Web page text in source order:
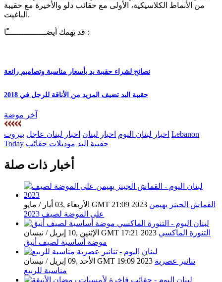
من الأنماط الكلاسيكية، الأولى مع حقائب دلو والأخيرة مع حقيبة
الباغيت.
قد يهمك أيضــــــــــــــــًا :
نصائح لشراء حقيبة يد بأسعار مناسبة وتصاميم رائعة
حقيبة اليد تضيف المزيد من الأناقة للرجل في 2018
آخر موضة
اخبار لبنان اليوم اخبار لبنان اخبار لبنان عاجل بيروت
Lebanon
Today
حقيبة اليد موديلات حقائب
أخبار ذات صلة
الأربعاء ,03 أيار / مايو GMT 21:09 2023 القماش الجينز يهيمن
على الموضة لصيف 2023
الإثنين ,10 إبريل / نيسان GMT 17:21 2023 التنورة الماكسي
موضة أساسية لصيف أنيق
الأحد ,09 إبريل / نيسان GMT 19:09 2023 تنانير عصرية
مناسبة للربيع